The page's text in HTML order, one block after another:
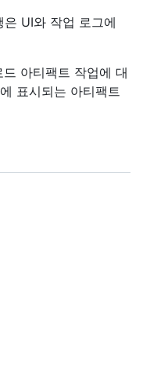
UI와 작업 로그에
아티팩트 작업에 대
표시되는 아티팩트